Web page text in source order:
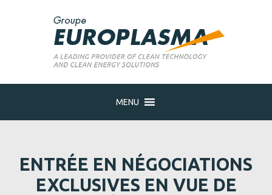
MENU
ENTRÉE EN NÉGOCIATIONS
EXCLUSIVES EN VUE DE